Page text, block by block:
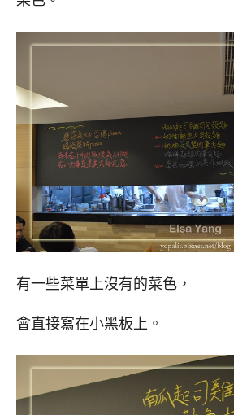
有一些菜單上沒有的菜色，
會直接寫在小黑板上。